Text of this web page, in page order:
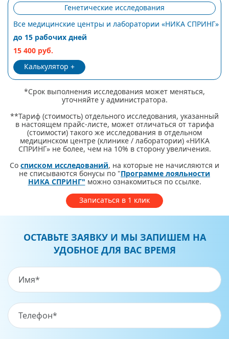
Генетические исследования
Все медицинские центры и лаборатории «НИКА СПРИНГ»
до 15 рабочих дней
15 400 руб.
Калькулятор
*Срок выполнения исследования может меняться,
уточняйте у администратора.
**Тариф (стоимость) отдельного исследования, указанный
в настоящем прайс-листе, может отличаться от тарифа
(стоимости) такого же исследования в отдельном
медицинском центре (клинике / лаборатории) «НИКА
СПРИНГ» не более, чем на 10% в сторону увеличения.
Со списком исследований, на которые не начисляются и
не списываются бонусы по "Программе лояльности
НИКА СПРИНГ" можно ознакомиться по ссылке.
Записаться в 1 клик
ОСТАВЬТЕ ЗАЯВКУ И МЫ ЗАПИШЕМ НА
УДОБНОЕ ДЛЯ ВАС ВРЕМЯ